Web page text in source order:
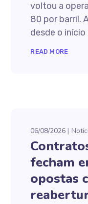
voltou a
80 por barril.
desde o início
READ MORE
06/08/2026
fecham
opostas